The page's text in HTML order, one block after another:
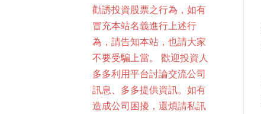
勸誘投資股票之行為，如有
冒充本站名義進行上述行
為，請告知本站，也請大家
不要受騙上當。 歡迎投資人
多多利用平台討論交流公司
訊息、多多提供資訊。如有
造成公司困擾，還煩請私訊